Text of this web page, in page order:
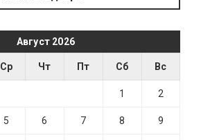
Август 2026
Ср Чт Пт Сб Вс
1 2
5 6 7 8 9